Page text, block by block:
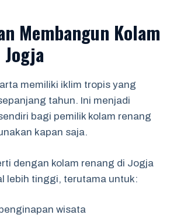
Membangun Kolam
memiliki iklim tropis yang
tahun. Ini menjadi
bagi pemilik kolam renang
kapan saja.
dengan kolam renang di Jogja
lebih tinggi, terutama untuk:
wisata